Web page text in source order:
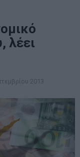
λέει
2013